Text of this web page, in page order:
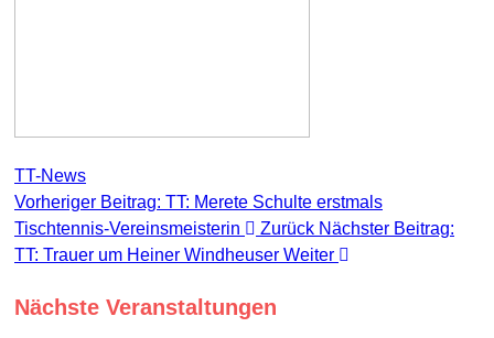
TT-News
Vorheriger Beitrag: TT: Merete Schulte erstmals
Tischtennis-Vereinsmeisterin
Zurück Nächster Beitrag:
TT: Trauer um Heiner Windheuser Weiter
Nächste Veranstaltungen